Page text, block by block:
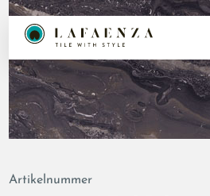
Artikelnummer